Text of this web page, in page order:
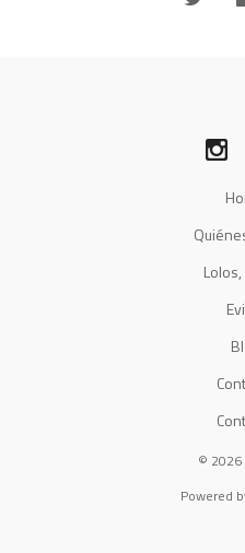
© 2026
Powered